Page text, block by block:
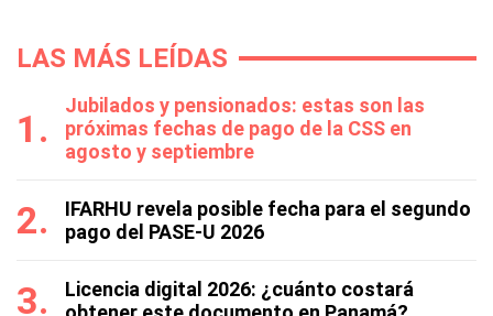
LAS MÁS LEÍDAS
Jubilados y pensionados: estas son las
próximas fechas de pago de la CSS en
agosto y septiembre
IFARHU revela posible fecha para el segundo
pago del PASE-U 2026
Licencia digital 2026: ¿cuánto costará